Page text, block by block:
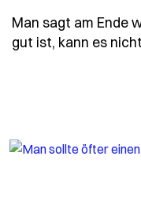
Man sagt am Ende
gut ist, kann es